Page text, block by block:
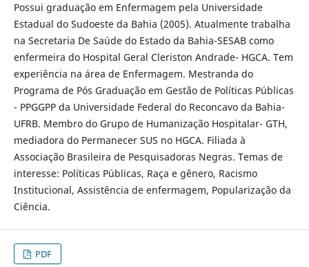
Possui graduação em Enfermagem pela Universidade
Estadual do Sudoeste da Bahia (2005). Atualmente trabalha
na Secretaria De Saúde do Estado da Bahia-SESAB como
enfermeira do Hospital Geral Cleriston Andrade- HGCA. Tem
experiência na área de Enfermagem. Mestranda do
Programa de Pós Graduação em Gestão de Políticas Públicas
- PPGGPP da Universidade Federal do Reconcavo da Bahia-
UFRB. Membro do Grupo de Humanização Hospitalar- GTH,
mediadora do Permanecer SUS no HGCA. Filiada à
Associação Brasileira de Pesquisadoras Negras. Temas de
interesse: Políticas Públicas, Raça e gênero, Racismo
Institucional, Assistência de enfermagem, Popularização da
Ciência.
PDF